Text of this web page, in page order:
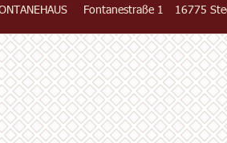
Fontanestraße 1 16775